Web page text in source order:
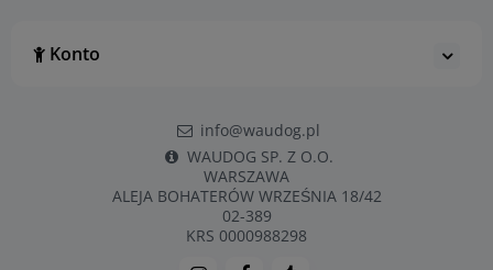
Konto
info@waudog.pl
WAUDOG SP. Z O.O.
WARSZAWA
ALEJA BOHATERÓW WRZEŚNIA 18/42
02-389
KRS 0000988298